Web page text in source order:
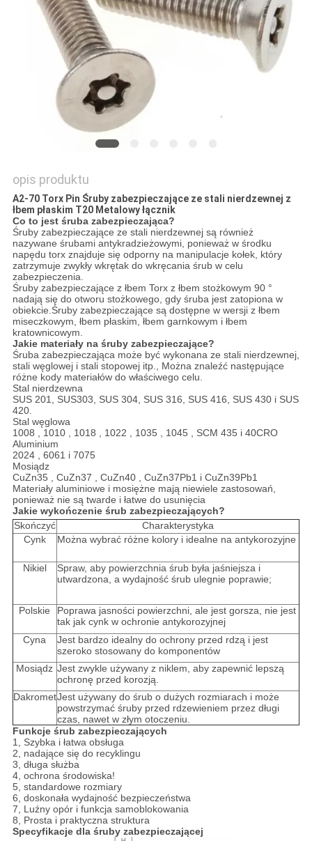
opis produktu
A2-70 Torx Pin Śruby zabezpieczające ze stali nierdzewnej z
łbem płaskim T20 Metalowy łącznik
Co to jest śruba zabezpieczająca?
Śruby zabezpieczające ze stali nierdzewnej są również
nazywane śrubami antykradzieżowymi, ponieważ w środku
napędu torx znajduje się odporny na manipulacje kołek, który
zatrzymuje zwykły wkrętak do wkręcania śrub w celu
zabezpieczenia.
Śruby zabezpieczające z łbem Torx z łbem stożkowym 90 °
nadają się do otworu stożkowego, gdy śruba jest zatopiona w
obiekcie.Śruby zabezpieczające są dostępne w wersji z łbem
miseczkowym, łbem płaskim, łbem garnkowym i łbem
kratownicowym.
Jakie materiały na śruby zabezpieczające?
Śruba zabezpieczająca może być wykonana ze stali nierdzewnej,
stali węglowej i stali stopowej itp., Można znaleźć następujące
różne kody materiałów do właściwego celu.
Stal nierdzewna
SUS 201, SUS303, SUS 304, SUS 316, SUS 416, SUS 430 i SUS
420.
Stal węglowa
1008 , 1010 , 1018 , 1022 , 1035 , 1045 , SCM 435 i 40CRO
Aluminium
2024 , 6061 i 7075
Mosiądz
CuZn35 , CuZn37 , CuZn40 , CuZn37Pb1 i CuZn39Pb1
Materiały aluminiowe i mosiężne mają niewiele zastosowań,
ponieważ nie są twarde i łatwe do usunięcia
Jakie wykończenie śrub zabezpieczających?
Skończyć
Charakterystyka
Cynk
Można wybrać różne kolory i idealne na antykorozyjne
Nikiel
Spraw, aby powierzchnia śrub była jaśniejsza i
utwardzona, a wydajność śrub ulegnie poprawie;
Polskie
Poprawa jasności powierzchni, ale jest gorsza, nie jest
tak jak cynk w ochronie antykorozyjnej
Cyna
Jest bardzo idealny do ochrony przed rdzą i jest
szeroko stosowany do komponentów
Mosiądz Jest zwykle używany z niklem, aby zapewnić lepszą
ochronę przed korozją.
DakrometJest używany do śrub o dużych rozmiarach i może
powstrzymać śruby przed rdzewieniem przez długi
czas, nawet w złym otoczeniu.
Funkcje śrub zabezpieczających
1, Szybka i łatwa obsługa
2, nadające się do recyklingu
3, długa służba
4, ochrona środowiska!
5, standardowe rozmiary
6, doskonała wydajność bezpieczeństwa
7, Luźny opór i funkcja samoblokowania
8, Prosta i praktyczna struktura
Specyfikacje dla śruby zabezpieczającej